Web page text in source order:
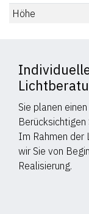
Höhe
Sie planen
Im Rahmen der
wir Sie von
Realisierung.